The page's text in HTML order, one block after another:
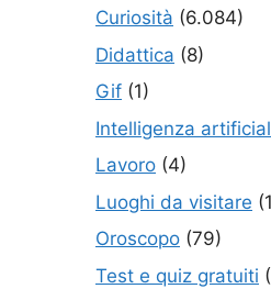
Curiosità (6.084)
Didattica (8)
Gif (1)
Intelligenza
Lavoro (4)
Luoghi da visitare
Oroscopo (79)
Test e quiz gratuiti